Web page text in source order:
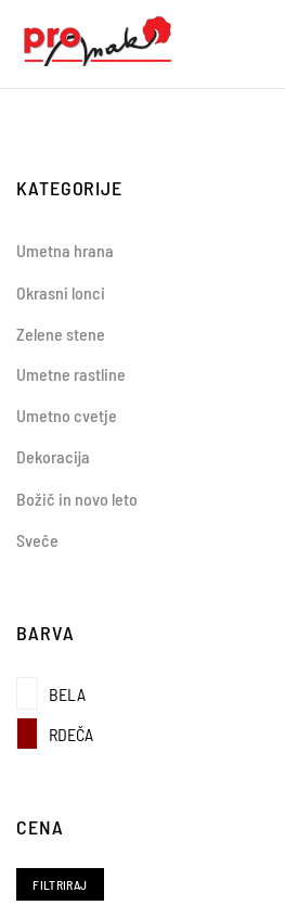
vsebino
KATEGORIJE
Umetna hrana
Okrasni lonci
Zelene stene
Umetne rastline
Umetno cvetje
Dekoracija
Božič in novo leto
Sveče
BARVA
BELA
RDEČA
CENA
Min
cena
Max
cenaFILTRIRAJ